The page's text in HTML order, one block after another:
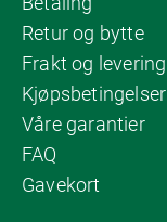
Retur og bytte
Frakt og levering
Kjøpsbetingelser
Våre garantier
FAQ
Gavekort